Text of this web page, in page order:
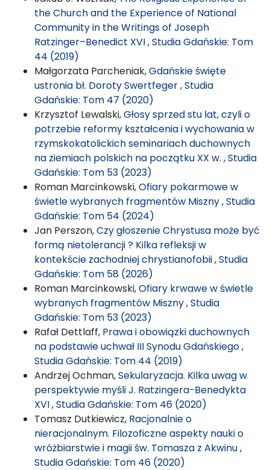
the Church and the Experience of National
Community in the Writings of Joseph
Ratzinger–Benedict XVI,Studia Gdańskie: Tom
44 (2019)
Małgorzata Parcheniak,Gdańskie święte
ustronia bł. Doroty Swertfeger,Studia
Gdańskie: Tom 47 (2020)
Krzysztof Lewalski,Głosy sprzed stu lat, czyli o
potrzebie reformy kształcenia i wychowania w
rzymskokatolickich seminariach duchownych
na ziemiach polskich na początku XX w. ,Studia
Gdańskie: Tom 53 (2023)
Roman Marcinkowski,Ofiary pokarmowe w
świetle wybranych fragmentów Miszny,Studia
Gdańskie: Tom 54 (2024)
Jan Perszon,Czy głoszenie Chrystusa może być
formą nietolerancji ? Kilka refleksji w
kontekście zachodniej chrystianofobii,Studia
Gdańskie: Tom 58 (2026)
Roman Marcinkowski,Ofiary krwawe w świetle
wybranych fragmentów Miszny,Studia
Gdańskie: Tom 53 (2023)
Rafał Dettlaff, Prawa i obowiązki duchownych
na podstawie uchwał III Synodu Gdańskiego,
Studia Gdańskie: Tom 44 (2019)
Andrzej Ochman,Sekularyzacja. Kilka uwag w
perspektywie myśli J. Ratzingera-Benedykta
XVI,Studia Gdańskie: Tom 46 (2020)
Tomasz Dutkiewicz, Racjonalnie o
nieracjonalnym. Filozoficzne aspekty nauki o
wróżbiarstwie i magii św. Tomasza z Akwinu,
Studia Gdańskie: Tom 46 (2020)